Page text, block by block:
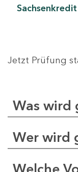
Jetzt Prüfung
Was wird
Wer wird
Welche